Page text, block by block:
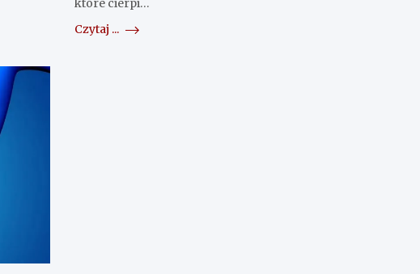
które cierpi…
Czytaj ...